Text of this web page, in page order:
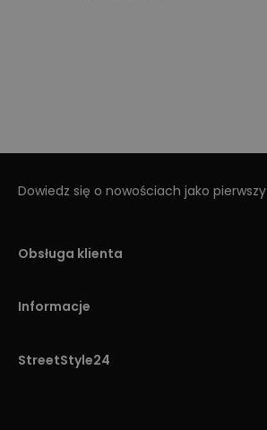
Dowiedz się o nowościach jako pierwszy
Obsługa klienta
Informacje
StreetStyle24